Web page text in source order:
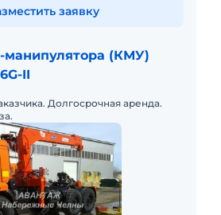
манипулятора (КМУ)
II
Долгосрочная аренда.
заявку